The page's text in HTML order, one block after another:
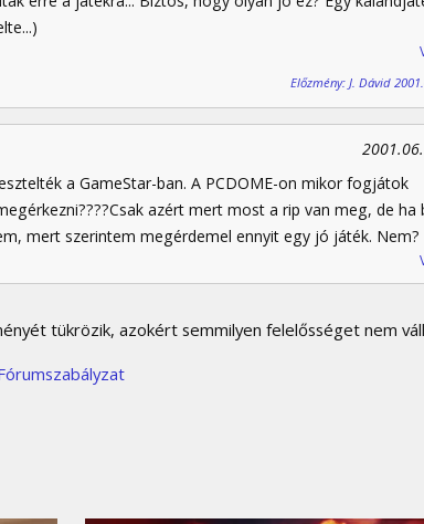
Előzmény: J. Dávid
a GameStar-ban. A PCDOME-on mikor fogjátok
azért mert most a rip van meg, de ha
mert szerintem megérdemel ennyit egy jó játék. Nem?
tükrözik, azokért semmilyen felelősséget nem